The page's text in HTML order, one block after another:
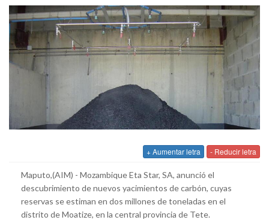
+ Aumentar letra - Reducir letra
Maputo,(AIM) - Mozambique Eta Star, SA, anunció el
descubrimiento denuevos yacimientos decarbón, cuyas
reservas se estiman en dos millones detoneladas en el
distrito deMoatize, en la central provincia de Tete.